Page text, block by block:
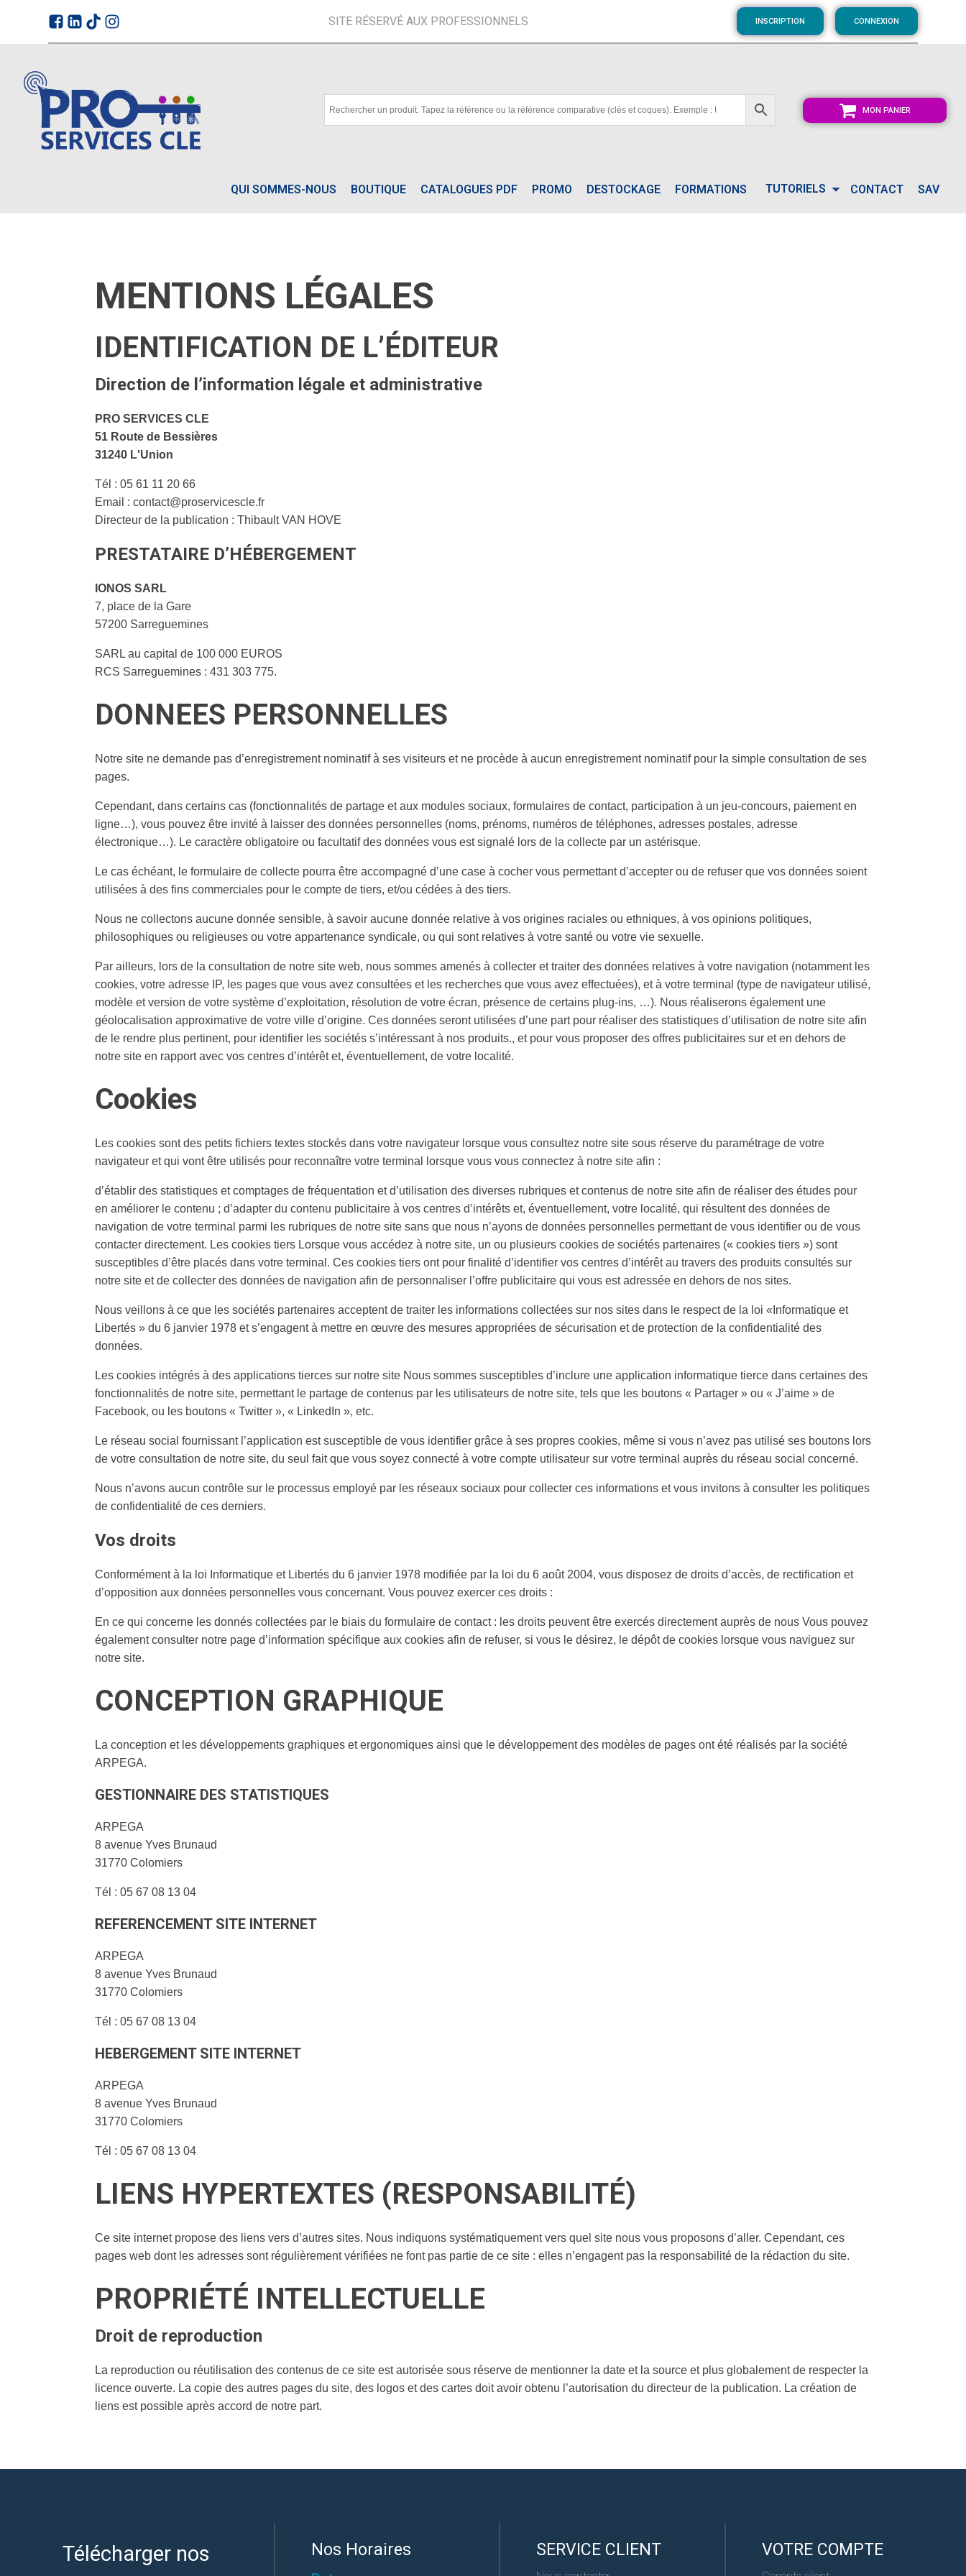
SITE RÉSERVÉ AUX PROFESSIONNELS INSCRIPTION CONNEXION
MON PANIER
QUI SOMMES-NOUS BOUTIQUE CATALOGUES PDF PROMO DESTOCKAGE FORMATIONS TUTORIELS CONTACT SAV
MENTIONS LÉGALES
IDENTIFICATION DE L’ÉDITEUR
Direction de l’information légale et administrative
PRO SERVICES CLE
51 Route de Bessières
31240 L'Union
Tél : 05 61 11 20 66
Email : contact@proservicescle.fr
Directeur de la publication : Thibault VAN HOVE
PRESTATAIRE D’HÉBERGEMENT
IONOS SARL
7, place de la Gare
57200 Sarreguemines
SARL au capital de 100 000 EUROS
RCS Sarreguemines : 431 303 775.
DONNEES PERSONNELLES
Notre site ne demande pas d’enregistrement nominatif à ses visiteurs et ne procède à aucun enregistrement nominatif pour la simple consultation de ses
pages.
Cependant, dans certains cas (fonctionnalités de partage et aux modules sociaux, formulaires de contact, participation à un jeu-concours, paiement en
ligne…), vous pouvez être invité à laisser des données personnelles (noms, prénoms, numéros de téléphones, adresses postales, adresse
électronique…). Le caractère obligatoire ou facultatif des données vous est signalé lors de la collecte par un astérisque.
Le cas échéant, le formulaire de collecte pourra être accompagné d’une case à cocher vous permettant d’accepter ou de refuser que vos données soient
utilisées à des fins commerciales pour le compte de tiers, et/ou cédées à des tiers.
Nous ne collectons aucune donnée sensible, à savoir aucune donnée relative à vos origines raciales ou ethniques, à vos opinions politiques,
philosophiques ou religieuses ou votre appartenance syndicale, ou qui sont relatives à votre santé ou votre vie sexuelle.
Par ailleurs, lors de la consultation de notre site web, nous sommes amenés à collecter et traiter des données relatives à votre navigation (notamment les
cookies, votre adresse IP, les pages que vous avez consultées et les recherches que vous avez effectuées), et à votre terminal (type de navigateur utilisé,
modèle et version de votre système d’exploitation, résolution de votre écran, présence de certains plug-ins, …). Nous réaliserons également une
géolocalisation approximative de votre ville d’origine. Ces données seront utilisées d’une part pour réaliser des statistiques d’utilisation de notre site afin
de le rendre plus pertinent, pour identifier les sociétés s’intéressant à nos produits., et pour vous proposer des offres publicitaires sur et en dehors de
notre site en rapport avec vos centres d’intérêt et, éventuellement, de votre localité.
Cookies
Les cookies sont des petits fichiers textes stockés dans votre navigateur lorsque vous consultez notre site sous réserve du paramétrage de votre
navigateur et qui vont être utilisés pour reconnaître votre terminal lorsque vous vous connectez à notre site afin :
d’établir des statistiques et comptages de fréquentation et d’utilisation des diverses rubriques et contenus de notre site afin de réaliser des études pour
en améliorer le contenu ; d’adapter du contenu publicitaire à vos centres d’intérêts et, éventuellement, votre localité, qui résultent des données de
navigation de votre terminal parmi les rubriques de notre site sans que nous n’ayons de données personnelles permettant de vous identifier ou de vous
contacter directement. Les cookies tiers Lorsque vous accédez à notre site, un ou plusieurs cookies de sociétés partenaires (« cookies tiers ») sont
susceptibles d’être placés dans votre terminal. Ces cookies tiers ont pour finalité d’identifier vos centres d’intérêt au travers des produits consultés sur
notre site et de collecter des données de navigation afin de personnaliser l’offre publicitaire qui vous est adressée en dehors de nos sites.
Nous veillons à ce que les sociétés partenaires acceptent de traiter les informations collectées sur nos sites dans le respect de la loi «Informatique et
Libertés » du 6 janvier 1978 et s’engagent à mettre en œuvre des mesures appropriées de sécurisation et de protection de la confidentialité des
données.
Les cookies intégrés à des applications tierces sur notre site Nous sommes susceptibles d’inclure une application informatique tierce dans certaines des
fonctionnalités de notre site, permettant le partage de contenus par les utilisateurs de notre site, tels que les boutons « Partager » ou « J’aime » de
Facebook, ou les boutons « Twitter », « LinkedIn », etc.
Le réseau social fournissant l’application est susceptible de vous identifier grâce à ses propres cookies, même si vous n’avez pas utilisé ses boutons lors
de votre consultation de notre site, du seul fait que vous soyez connecté à votre compte utilisateur sur votre terminal auprès du réseau social concerné.
Nous n’avons aucun contrôle sur le processus employé par les réseaux sociaux pour collecter ces informations et vous invitons à consulter les politiques
de confidentialité de ces derniers.
Vos droits
Conformément à la loi Informatique et Libertés du 6 janvier 1978 modifiée par la loi du 6 août 2004, vous disposez de droits d’accès, de rectification et
d’opposition aux données personnelles vous concernant. Vous pouvez exercer ces droits :
En ce qui concerne les donnés collectées par le biais du formulaire de contact : les droits peuvent être exercés directement auprès de nous Vous pouvez
également consulter notre page d’information spécifique aux cookies afin de refuser, si vous le désirez, le dépôt de cookies lorsque vous naviguez sur
notre site.
CONCEPTION GRAPHIQUE
La conception et les développements graphiques et ergonomiques ainsi que le développement des modèles de pages ont été réalisés par la société
ARPEGA.
GESTIONNAIRE DES STATISTIQUES
ARPEGA
8 avenue Yves Brunaud
31770 Colomiers
Tél : 05 67 08 13 04
REFERENCEMENT SITE INTERNET
ARPEGA
8 avenue Yves Brunaud
31770 Colomiers
Tél : 05 67 08 13 04
HEBERGEMENT SITE INTERNET
ARPEGA
8 avenue Yves Brunaud
31770 Colomiers
Tél : 05 67 08 13 04
LIENS HYPERTEXTES (RESPONSABILITÉ)
Ce site internet propose des liens vers d’autres sites. Nous indiquons systématiquement vers quel site nous vous proposons d’aller. Cependant, ces
pages web dont les adresses sont régulièrement vérifiées ne font pas partie de ce site : elles n’engagent pas la responsabilité de la rédaction du site.
PROPRIÉTÉ INTELLECTUELLE
Droit de reproduction
La reproduction ou réutilisation des contenus de ce site est autorisée sous réserve de mentionner la date et la source et plus globalement de respecter la
licence ouverte. La copie des autres pages du site, des logos et des cartes doit avoir obtenu l’autorisation du directeur de la publication. La création de
liens est possible après accord de notre part.
Télécharger nos
Nos Horaires SERVICE CLIENT VOTRE COMPTE